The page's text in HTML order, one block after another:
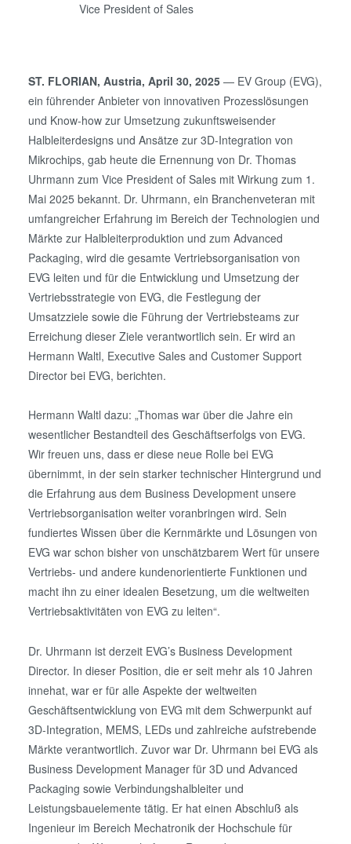
Vice President of Sales
ST. FLORIAN, Austria, April 30, 2025— EV Group (EVG),
ein führender Anbieter von innovativen Prozesslösungen
und Know-how zur Umsetzung zukunftsweisender
Halbleiterdesigns und Ansätze zur 3D-Integration von
Mikrochips, gab heute die Ernennung von Dr. Thomas
Uhrmann zum Vice President of Sales mit Wirkung zum 1.
Mai 2025 bekannt. Dr. Uhrmann, ein Branchenveteran mit
umfangreicher Erfahrung im Bereich der Technologien und
Märkte zur Halbleiterproduktion und zum Advanced
Packaging, wird die gesamte Vertriebsorganisation von
EVG leiten und für die Entwicklung und Umsetzung der
Vertriebsstrategie von EVG, die Festlegung der
Umsatzziele sowie die Führung der Vertriebsteams zur
Erreichung dieser Ziele verantwortlich sein. Er wird an
Hermann Waltl, Executive Sales and Customer Support
Director bei EVG, berichten.
Hermann Waltl dazu: „Thomas war über die Jahre ein
wesentlicher Bestandteil des Geschäftserfolgs von EVG.
Wir freuen uns, dass er diese neue Rolle bei EVG
übernimmt, in der sein starker technischer Hintergrund und
die Erfahrung aus dem Business Development unsere
Vertriebsorganisation weiter voranbringen wird. Sein
fundiertes Wissen über die Kernmärkte und Lösungen von
EVG war schon bisher von unschätzbarem Wert für unsere
Vertriebs- und andere kundenorientierte Funktionen und
macht ihn zu einer idealen Besetzung, um die weltweiten
Vertriebsaktivitäten von EVG zu leiten“.
Dr. Uhrmann ist derzeit EVG’s Business Development
Director. In dieser Position, die er seit mehr als 10 Jahren
innehat, war er für alle Aspekte der weltweiten
Geschäftsentwicklung von EVG mit dem Schwerpunkt auf
3D-Integration, MEMS, LEDs und zahlreiche aufstrebende
Märkte verantwortlich. Zuvor war Dr. Uhrmann bei EVG als
Business Development Manager für 3D und Advanced
Packaging sowie Verbindungshalbleiter und
Leistungsbauelemente tätig. Er hat einen Abschluß als
Ingenieur im Bereich Mechatronik der Hochschule für